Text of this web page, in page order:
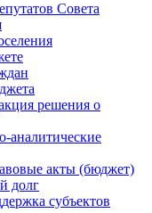
Совета
решения о
акты (бюджет)
долг
субъектов